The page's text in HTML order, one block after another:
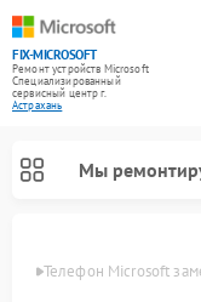
FIX-MICROSOFT
Ремонт устройств Microsoft
Специализированный
cервисный центр г.
Астрахань
Мы
Телефон Microsoft